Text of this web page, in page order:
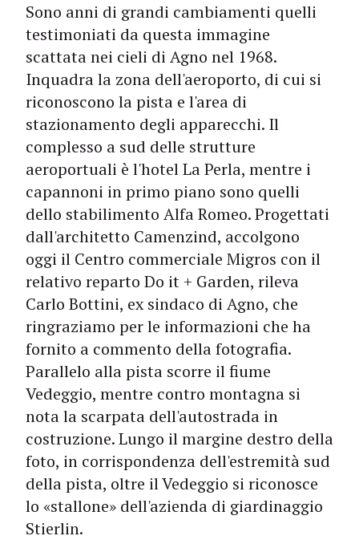
Sono anni di grandi cambiamenti quelli
testimoniati da questa immagine
scattata nei cieli di Agno nel 1968.
Inquadra la zona dell'aeroporto, di cui si
riconoscono la pista e l'area di
stazionamento degli apparecchi. Il
complesso a sud delle strutture
aeroportuali è l'hotel La Perla, mentre i
capannoni in primo piano sono quelli
dello stabilimento Alfa Romeo. Progettati
dall'architetto Camenzind, accolgono
oggi il Centro commerciale Migros con il
relativo reparto Do it + Garden, rileva
Carlo Bottini, ex sindaco di Agno, che
ringraziamo per le informazioni che ha
fornito a commento della fotografia.
Parallelo alla pista scorre il fiume
Vedeggio, mentre contro montagna si
nota la scarpata dell'autostrada in
costruzione. Lungo il margine destro della
foto, in corrispondenza dell'estremità sud
della pista, oltre il Vedeggio si riconosce
lo «stallone» dell'azienda di giardinaggio
Stierlin.